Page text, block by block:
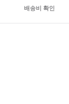
배송비 확인